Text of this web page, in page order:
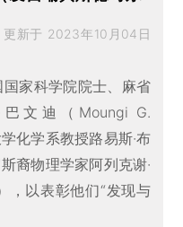
新于 2023年10月04日
家科学院院士、麻省
文迪（Moungi G.
化学系教授路易斯·布
裔物理学家阿列克谢·
，以表彰他们“发现与